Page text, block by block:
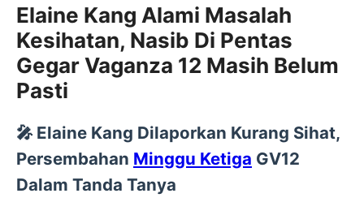
Elaine Kang Alami Masalah
Kesihatan, Nasib Di Pentas
Gegar Vaganza 12 Masih Belum
Pasti
🎤 Elaine Kang Dilaporkan Kurang Sihat,
Persembahan Minggu Ketiga GV12
Dalam Tanda Tanya